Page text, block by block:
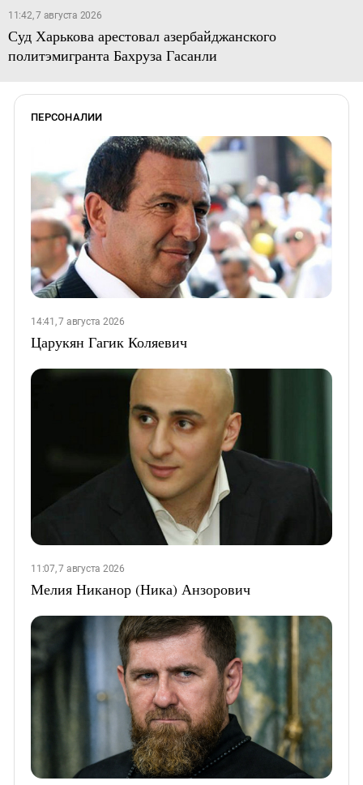
11:42, 7 августа 2026
Суд Харькова арестовал азербайджанского
политэмигранта Бахруза Гасанли
ПЕРСОНАЛИИ
14:41, 7 августа 2026
Царукян Гагик Коляевич
11:07, 7 августа 2026
Мелия Никанор (Ника) Анзорович